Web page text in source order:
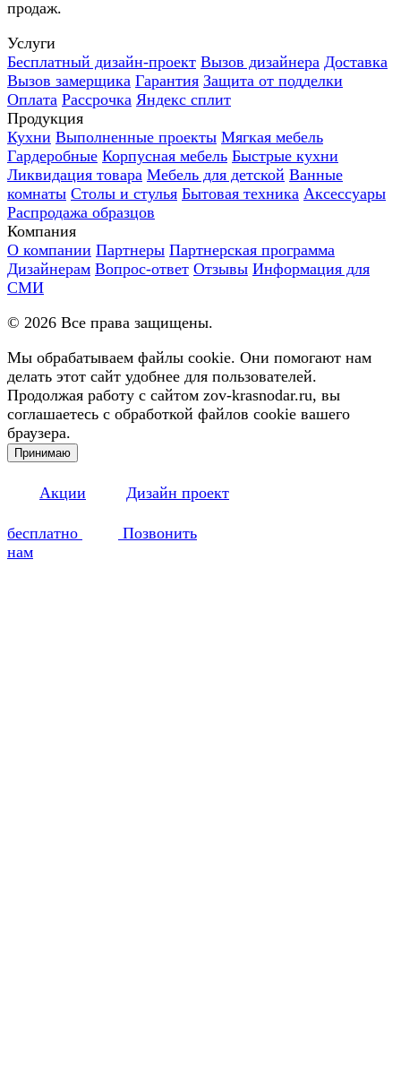
продаж.
Услуги
Бесплатный дизайн-проект Вызов дизайнера Доставка
Вызов замерщика Гарантия Защита от подделки
Оплата Рассрочка Яндекс сплит
Продукция
Кухни Выполненные проекты Мягкая мебель
Гардеробные Корпусная мебель Быстрые кухни
Ликвидация товара Мебель для детской Ванные
комнаты Столы и стулья Бытовая техника Аксессуары
Распродажа образцов
Компания
О компании Партнеры Партнерская программа
Дизайнерам Вопрос-ответ Отзывы Информация для
СМИ
© 2026 Все права защищены.
Мы обрабатываем файлы cookie. Они помогают нам
делать этот сайт удобнее для пользователей.
Продолжая работу с сайтом zov-krasnodar.ru, вы
соглашаетесь с обработкой файлов cookie вашего
браузера.
Принимаю
Акции Дизайн проект
бесплатно
Позвонить
нам